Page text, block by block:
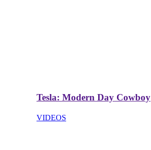
Tesla: Modern Day Cowboy
VIDEOS